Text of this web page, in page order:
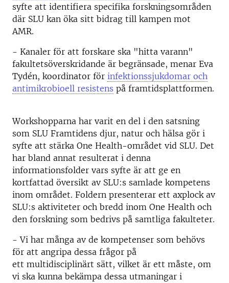
syfte att identifiera specifika forskningsområden
där SLU kan öka sitt bidrag till kampen mot
AMR.
- Kanaler för att forskare ska "hitta varann"
fakultetsöverskridande är begränsade, menar Eva
Tydén, koordinator för infektionssjukdomar och
antimikrobioell resistens på framtidsplattformen.
Workshopparna har varit en del i den satsning
som SLU Framtidens djur, natur och hälsa gör i
syfte att stärka One Health-området vid SLU. Det
har bland annat resulterat i denna
informationsfolder vars syfte är att ge en
kortfattad översikt av SLU:s samlade kompetens
inom området. Foldern presenterar ett axplock av
SLU:s aktiviteter och bredd inom One Health och
den forskning som bedrivs på samtliga fakulteter.
- Vi har många av de kompetenser som behövs
för att angripa dessa frågor på
ett multidisciplinärt sätt, vilket är ett måste, om
vi ska kunna bekämpa dessa utmaningar i